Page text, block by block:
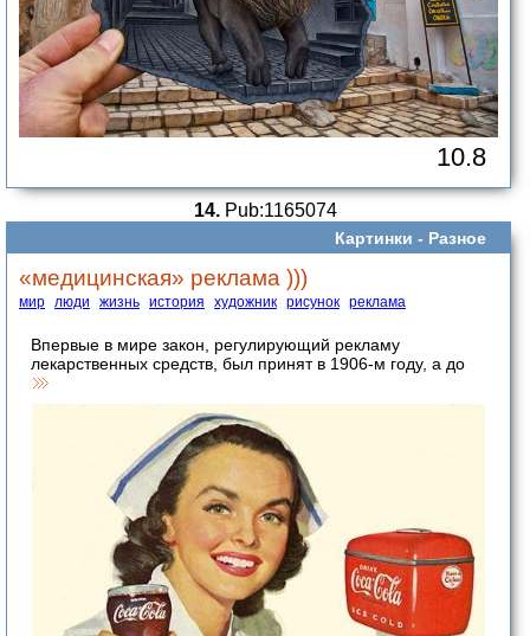
10.8
14.Pub:1165074
Картинки - Разное
«медицинская» реклама )))
мир люди жизнь история художник рисунок реклама
Впервые в мире закон, регулирующий рекламу
лекарственных средств, был принят в 1906-м году, а до